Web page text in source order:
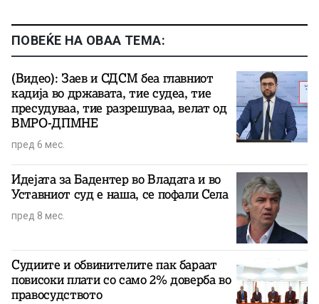
ПОВЕЌЕ НА ОВАА ТЕМА:
(Видео): Заев и СДСМ беа главниот
кадија во државата, тие судеа, тие
пресудуваа, тие разрешуваа, велат од
ВМРО-ДПМНЕ
пред 6 мес.
Идејата за Бадентер во Владата и во
Уставниот суд е наша, се пофали Села
пред 8 мес.
Судиите и обвинителите пак бараат
повисоки плати со само 2% доверба во
правосудството